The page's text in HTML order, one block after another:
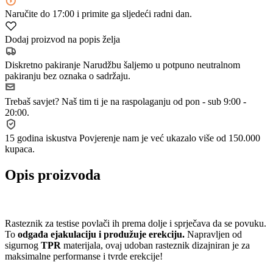
Naručite do 17:00 i primite ga sljedeći radni dan.
Dodaj proizvod na popis želja
Diskretno pakiranje Narudžbu šaljemo u potpuno neutralnom
pakiranju bez oznaka o sadržaju.
Trebaš savjet? Naš tim ti je na raspolaganju od pon - sub 9:00 -
20:00.
15 godina iskustva Povjerenje nam je već ukazalo više od 150.000
kupaca.
Opis proizvoda
Rasteznik za testise povlači ih prema dolje i sprječava da se povuku.
To odgađa ejakulaciju i produžuje erekciju. Napravljen od
sigurnog TPR materijala, ovaj udoban rasteznik dizajniran je za
maksimalne performanse i tvrde erekcije!